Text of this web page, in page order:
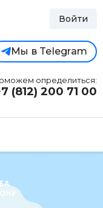
Войти
Мы в Telegram
определиться:
(812) 200 71 00